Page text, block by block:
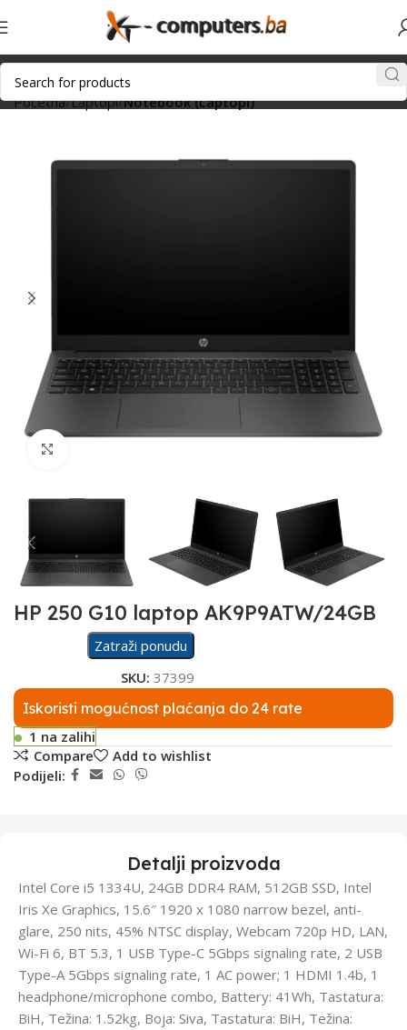
Početna Laptopi Notebook (Laptopi)
HP 250 G10 laptop AK9P9ATW/24GB
Zatraži ponudu
SKU: 37399
Iskoristi mogućnost plaćanja do 24 rate
1 na zalihi
Compare
Add to wishlist
Podijeli:
Detalji proizvoda
Intel Core i5 1334U, 24GB DDR4 RAM, 512GB SSD, Intel
Iris Xe Graphics, 15.6″ 1920 x 1080 narrow bezel, anti-
glare, 250 nits, 45% NTSC display, Webcam 720p HD, LAN,
Wi-Fi 6, BT 5.3, 1 USB Type-C 5Gbps signaling rate, 2 USB
Type-A 5Gbps signaling rate, 1 AC power; 1 HDMI 1.4b, 1
headphone/microphone combo, Battery: 41Wh, Tastatura:
BiH, Težina: 1.52kg, Boja: Siva, Tastatura: BiH, Težina: